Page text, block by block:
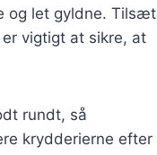
og let gyldne. Tilsæt
vigtigt at sikre, at
rundt, så
krydderierne efter